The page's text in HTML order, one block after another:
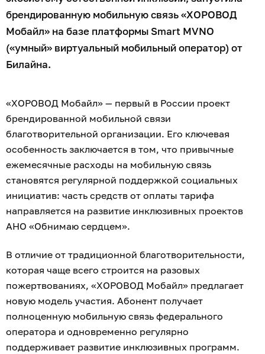
брендированную мобильную связь «ХОРОВОД
Мобайл» на базе платформы Smart MVNO
(«умный» виртуальный мобильный оператор) от
Билайна.
«ХОРОВОД Мобайл» — первый в России проект
брендированной мобильной связи
благотворительной организации. Его ключевая
особенность заключается в том, что привычные
ежемесячные расходы на мобильную связь
становятся регулярной поддержкой социальных
инициатив: часть средств от оплаты тарифа
направляется на развитие инклюзивных проектов
АНО «Обнимаю сердцем».
В отличие от традиционной благотворительности,
которая чаще всего строится на разовых
пожертвованиях, «ХОРОВОД Мобайл» предлагает
новую модель участия. Абонент получает
полноценную мобильную связь федерального
оператора и одновременно регулярно
поддерживает развитие инклюзивных программ.